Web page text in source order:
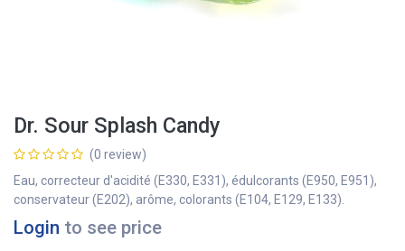
Dr. Sour Splash Candy
(0 review)
Eau, correcteur d'acidité (E330, E331), édulcorants (E950, E951),
conservateur (E202), arôme, colorants (E104, E129, E133).
Login to see price